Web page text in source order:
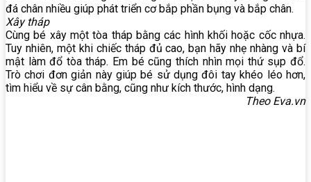
đá chân nhiều giúp phát triển cơ bắp phần bụng và bắp chân.
Xây tháp
Cùng bé xây một tòa tháp bằng các hình khối hoặc cốc nhựa.
Tuy nhiên, một khi chiếc tháp đủ cao, bạn hãy nhẹ nhàng và bí
mật làm đổ tòa tháp. Em bé cũng thích nhìn mọi thứ sụp đổ.
Trò chơi đơn giản này giúp bé sử dụng đôi tay khéo léo hơn,
tìm hiểu về sự cân bằng, cũng như kích thước, hình dạng.
Theo Eva.vn